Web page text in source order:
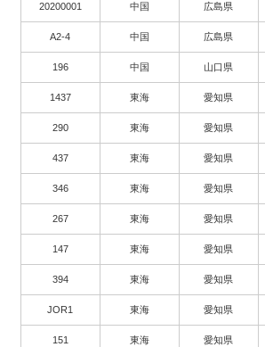
20200001 中国 広島県
A2-4 中国 広島県
196 中国 山口県
1437 東海 愛知県
290 東海 愛知県
437 東海 愛知県
346 東海 愛知県
267 東海 愛知県
147 東海 愛知県
394 東海 愛知県
JOR1 東海 愛知県
151 東海 愛知県